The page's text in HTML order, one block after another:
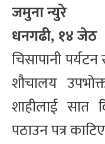
जमुना न्युरे
धनगढी, १४ जेठ
चिसापानी
शौचालय
शाहीलाई सात
पठाउन पत्र